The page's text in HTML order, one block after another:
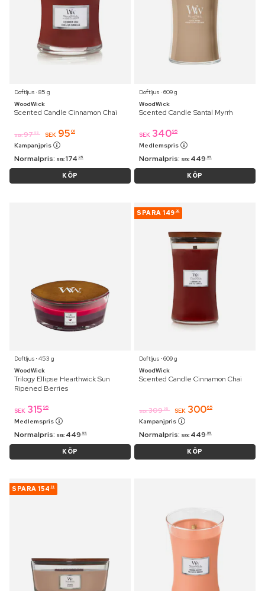
Doftljus ⋅ 85 g
WoodWick
Scented Candle Cinnamon Chai
SEK 97 95 SEK 95 01
Kampanjpris
Normalpris: SEK 174 95
KÖP
Doftljus ⋅ 609 g
WoodWick
Scented Candle Santal Myrrh
SEK 34095
Medlemspris
Normalpris: SEK 449 95
KÖP
Doftljus ⋅ 453 g
WoodWick
Trilogy Ellipse Hearthwick Sun
Ripened Berries
SEK 315 95
Medlemspris
Normalpris: SEK 449 95
KÖP
SPARA 149 30
Doftljus ⋅ 609 g
WoodWick
Scented Candle Cinnamon Chai
SEK 309 95 SEK 30065
Kampanjpris
Normalpris: SEK 449 95
KÖP
SPARA 154 15